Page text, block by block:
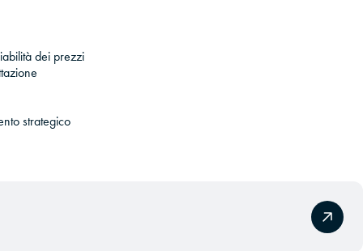
dei prezzi
strategico